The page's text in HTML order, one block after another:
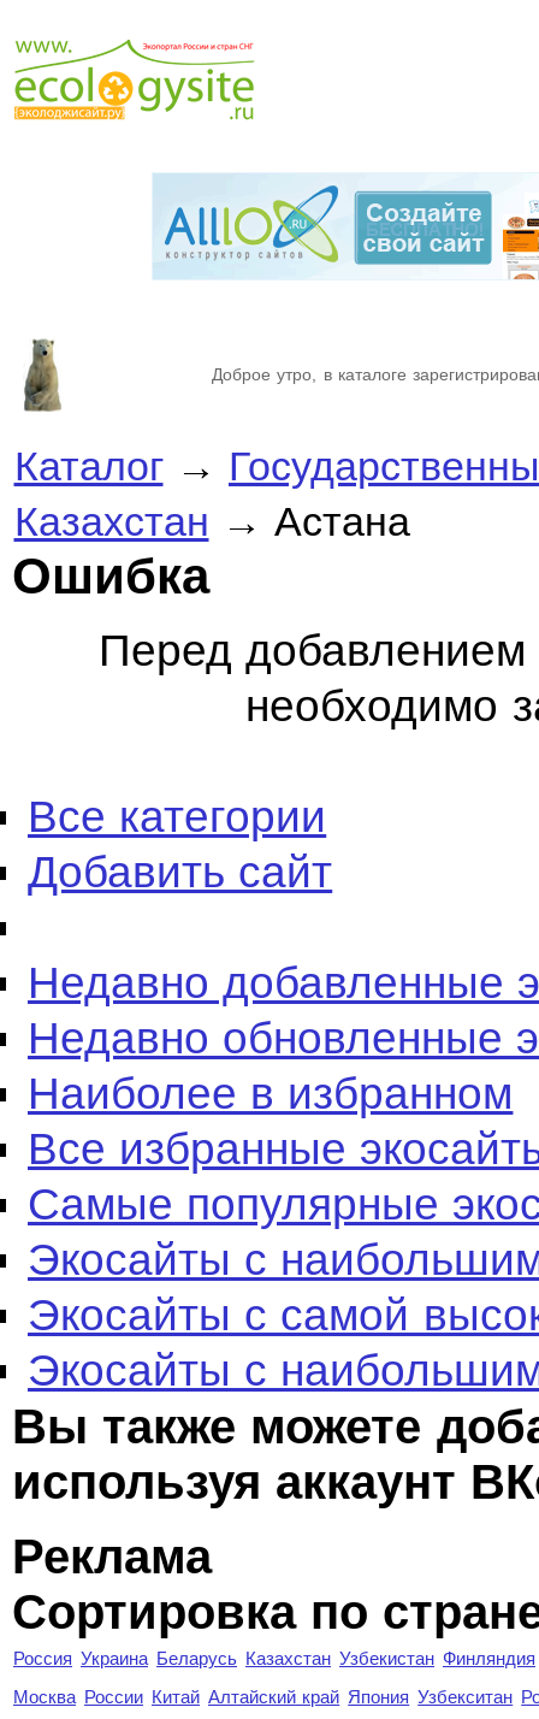
Доброе утро, в каталоге
Каталог→
Казахстан → Астана
Ошибка
Перед добавлением
необходимо
Все категории
Добавить сайт
Недавно добавленные
Недавно обновленные
Наиболее в избранном
Все избранные
Самые популярные
Экосайты с
Экосайты с самой
Экосайты с
Вы также можете
используя аккаунт
Реклама
Сортировка по
Россия Украина Беларусь Казахстан Узбекистан Финляндия
Москва России Китай Алтайский край Япония Узбекситан